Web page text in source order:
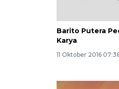
Barito Putera
Karya
11 Oktober 2016